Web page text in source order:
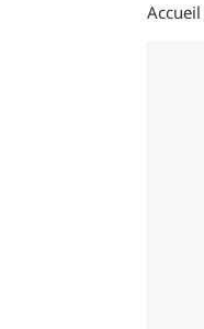
Accueil